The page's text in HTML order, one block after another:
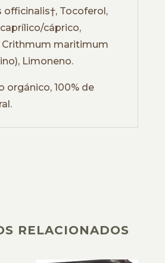
officinalis†, Tocoferol,
cáprico,
Crithmum maritimum
Limoneno.
orgánico, 100% de
RELACIONADOS